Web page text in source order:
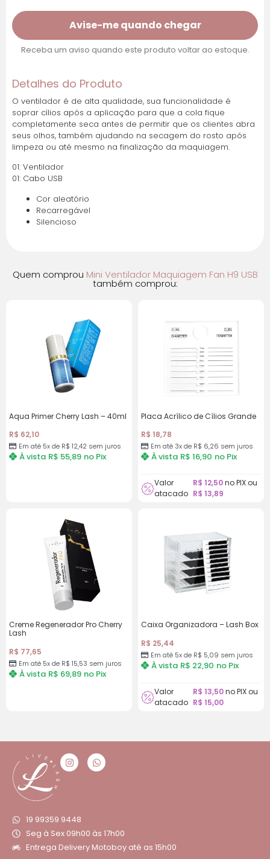
Avise-me quando chegar
Receba um aviso quando este produto voltar ao estoque.
Detalhes do Produto
O ventilador é de alta qualidade, sua funcionalidade é
soprar cílios após a aplicação para que a cola fique
completamente seca antes de permitir que os clientes abra
seus olhos, também ajudando na secagem do rosto após
limpeza ou até mesmo na finalização da maquiagem.
01: Ventilador
01: Cabo USB
Cor aleatório
Recarregável
Silencioso
Quem comprou Mini Ventilador Maquiagem Fan H9 USB
também comprou:
Aqua Primer Cherry Lash – 40ml
R$ 62,10
Em até 5x de R$ 12,42 sem juros
À vista R$ 55,89 no Pix
Placa Acrílico de Cílios Grande
R$ 18,78
Em até 3x de R$ 6,26 sem juros
À vista R$ 16,90 no Pix
Valor
atacado
R$ 12,50no PIX ou
R$ 13,89
Creme Regenerador Pro Cherry
Lash
R$ 77,65
Em até 5x de R$ 15,53 sem juros
À vista R$ 69,89 no Pix
Caixa Organizadora – Lash Box
R$ 25,44
Em até 5x de R$ 5,09 sem juros
À vista R$ 22,90 no Pix
Valor
atacado
R$ 13,50no PIX ou
R$ 15,00
19 99359 9448
Seg à Sex 09h00 às 17h00
Entrega Delivery Motoboy até as 15h00